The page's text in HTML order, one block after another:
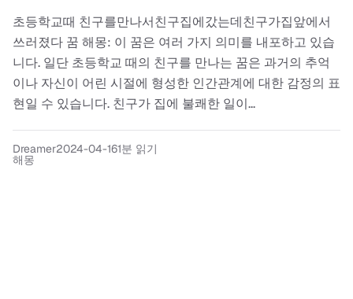
초등학교때 친구를만나서친구집에갔는데친구가집앞에서
쓰러졌다 꿈 해몽: 이 꿈은 여러 가지 의미를 내포하고 있습
니다. 일단 초등학교 때의 친구를 만나는 꿈은 과거의 추억
이나 자신이 어린 시절에 형성한 인간관계에 대한 감정의 표
현일 수 있습니다. 친구가 집에 불쾌한 일이...
Dreamer2024-04-161분 읽기
해몽